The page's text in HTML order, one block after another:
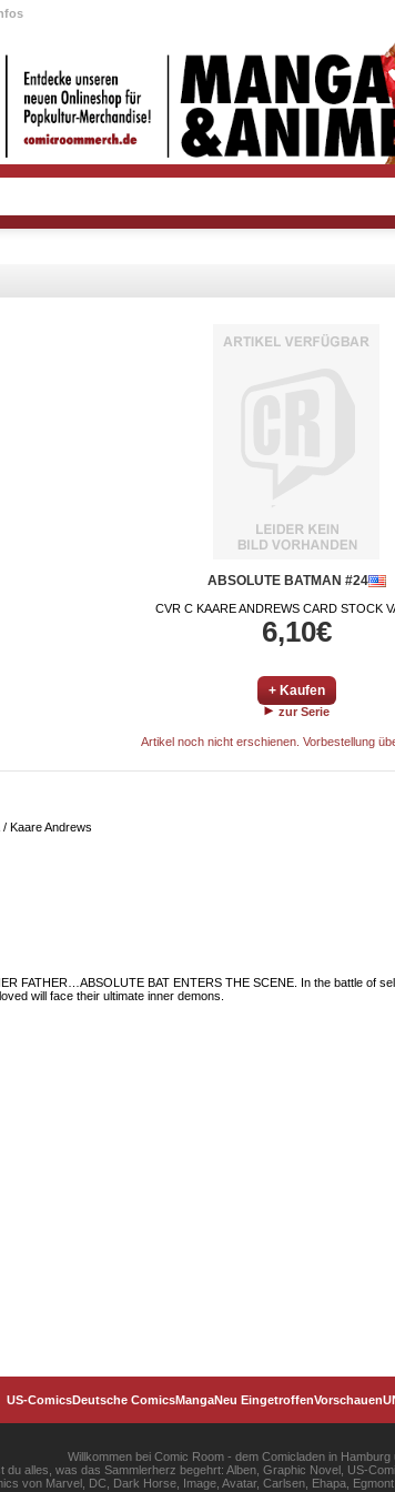
ABSOLUTE BATMAN #24
CVR C KAARE ANDREWS CARD STOCK
6,10€
+ Kaufen
zur Serie
Artikel noch nicht erschienen. Vorbestellung
Kaare Andrews
FATHER…ABSOLUTE BAT ENTERS THE SCENE. In the battle of
will face their ultimate inner demons.
US-ComicsDeutsche ComicsMangaNeu EingetroffenVorschauen
Willkommen bei Comic Room - dem Comicladen in
du alles, was das Sammlerherz begehrt: Alben, Graphic Novel, US-
von Marvel, DC, Dark Horse, Image, Avatar, Carlsen, Ehapa,